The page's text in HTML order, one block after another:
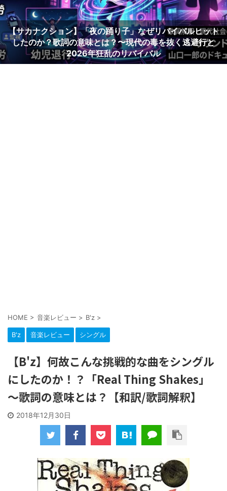
【サカナクション】「夜の踊り子」なぜリバイバルヒット
したのか？歌詞の意味とは？〜現代の毒を抜く逃避行と
2026年狂乱のリバイバル
HOME > 音楽レビュー > B'z >
B'z 音楽レビュー シングル
【B'z】何故こんな挑戦的な曲をシングル
にしたのか！？「Real Thing Shakes」
～歌詞の意味とは？【和訳/歌詞解釈】
2018年12月30日